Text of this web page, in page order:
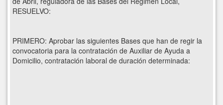
RESUELVO:
PRIMERO: Aprobar las siguientes Bases que han de regir la
convocatoria para la contratación de Auxiliar de Ayuda a
Domicilio, contratación laboral de duración determinada: